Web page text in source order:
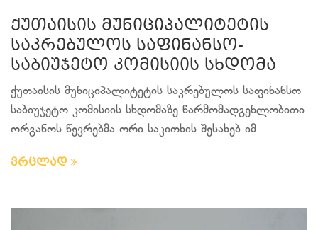
ქუთაისის მუნიციპალიტეტის
საკრებულოს საფინანსო-
საბიუჯეტო კომისიის სხდომა
ქუთაისის მუნიციპალიტეტის საკრებულოს საფინანსო-
საბიუჯეტო კომისიის სხდომაზე წარმომადგენლობითი
ორგანოს წევრებმა ორი საკითხის შესახებ იმ...
ვრცლად